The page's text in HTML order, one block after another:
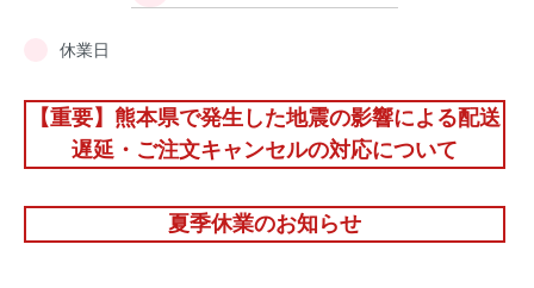
休業日
【重要】熊本県で発生した地震の影響による配送
遅延・ご注文キャンセルの対応について
夏季休業のお知らせ